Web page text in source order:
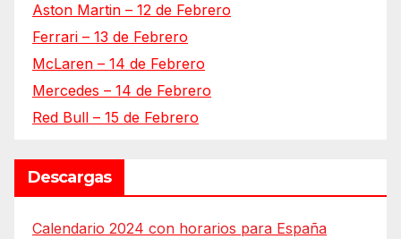
Aston Martin – 12 de Febrero
Ferrari – 13 de Febrero
McLaren – 14 de Febrero
Mercedes – 14 de Febrero
Red Bull – 15 de Febrero
Descargas
Calendario 2024 con horarios para España